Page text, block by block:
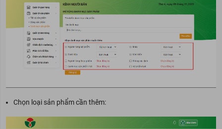
Chọn loại sản phẩm cần thêm: